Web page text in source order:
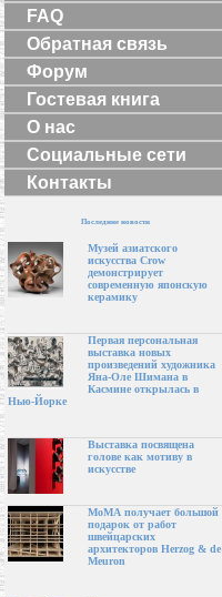
FAQ
Обратная связь
Форум
Гостевая книга
О нас
Социальные сети
Контакты
Последние новости
Музей азиатского
искусства Crow
демонстрирует
современную японскую
керамику
Первая персональная
выставка новых
произведений художника
Яна-Оле Шимана в
Касмине открылась в
Нью-Йорке
Выставка посвящена
голове как мотиву в
искусстве
МоМА получает большой
подарок от работ
швейцарских
архитекторов Herzog & de
Meuron